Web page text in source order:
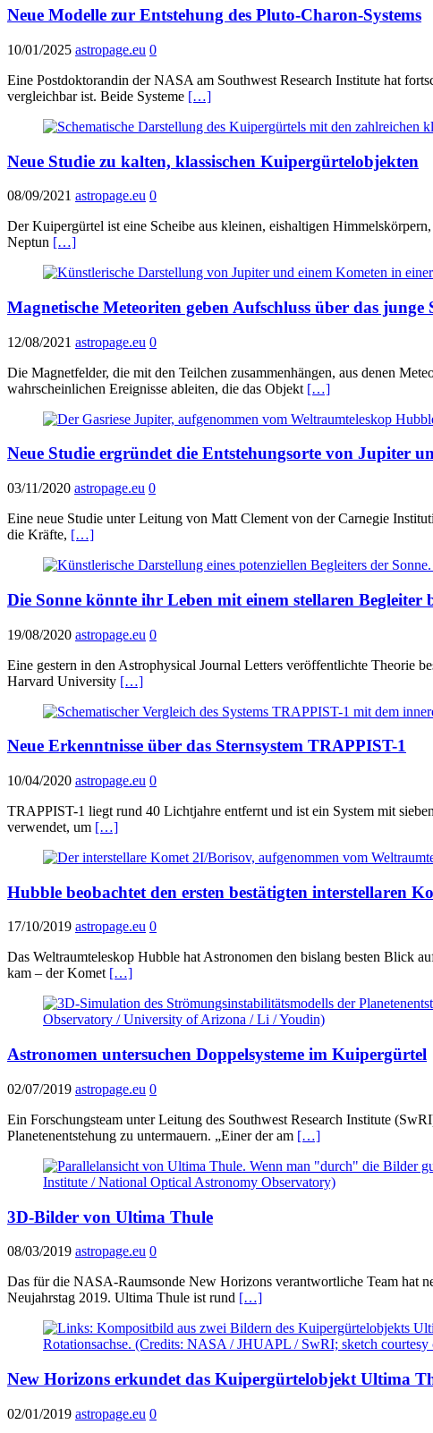
Neue Modelle zur Entstehung des Pluto-Charon-Systems
10/01/2025 astropage.eu 0
Eine Postdoktorandin der NASA am Southwest Research Institute hat
vergleichbar ist. Beide Systeme […]
Neue Studie zu kalten, klassischen Kuipergürtelobjekten
08/09/2021 astropage.eu 0
Der Kuipergürtel ist eine Scheibe aus kleinen, eishaltigen
Neptun […]
Magnetische Meteoriten geben Aufschluss über das junge
12/08/2021 astropage.eu 0
Die Magnetfelder, die mit den Teilchen zusammenhängen, aus denen
wahrscheinlichen Ereignisse ableiten, die das Objekt […]
Neue Studie ergründet die Entstehungsorte von Jupiter
03/11/2020 astropage.eu 0
Eine neue Studie unter Leitung von Matt Clement von der Carnegie
die Kräfte, […]
Die Sonne könnte ihr Leben mit einem stellaren Begleiter
19/08/2020 astropage.eu 0
Eine gestern in den Astrophysical Journal Letters veröffentlichte Theorie
Harvard University […]
Neue Erkenntnisse über das Sternsystem TRAPPIST-1
10/04/2020 astropage.eu 0
TRAPPIST-1 liegt rund 40 Lichtjahre entfernt und ist ein System mit
verwendet, um […]
Hubble beobachtet den ersten bestätigten interstellaren
17/10/2019 astropage.eu 0
Das Weltraumteleskop Hubble hat Astronomen den bislang besten Blick
kam – der Komet […]
Astronomen untersuchen Doppelsysteme im Kuipergürtel
02/07/2019 astropage.eu 0
Ein Forschungsteam unter Leitung des Southwest Research Institute
Planetenentstehung zu untermauern. „Einer der am […]
3D-Bilder von Ultima Thule
08/03/2019 astropage.eu 0
Das für die NASA-Raumsonde New Horizons verantwortliche Team hat
Neujahrstag 2019. Ultima Thule ist rund […]
New Horizons erkundet das Kuipergürtelobjekt Ultima
02/01/2019 astropage.eu 0